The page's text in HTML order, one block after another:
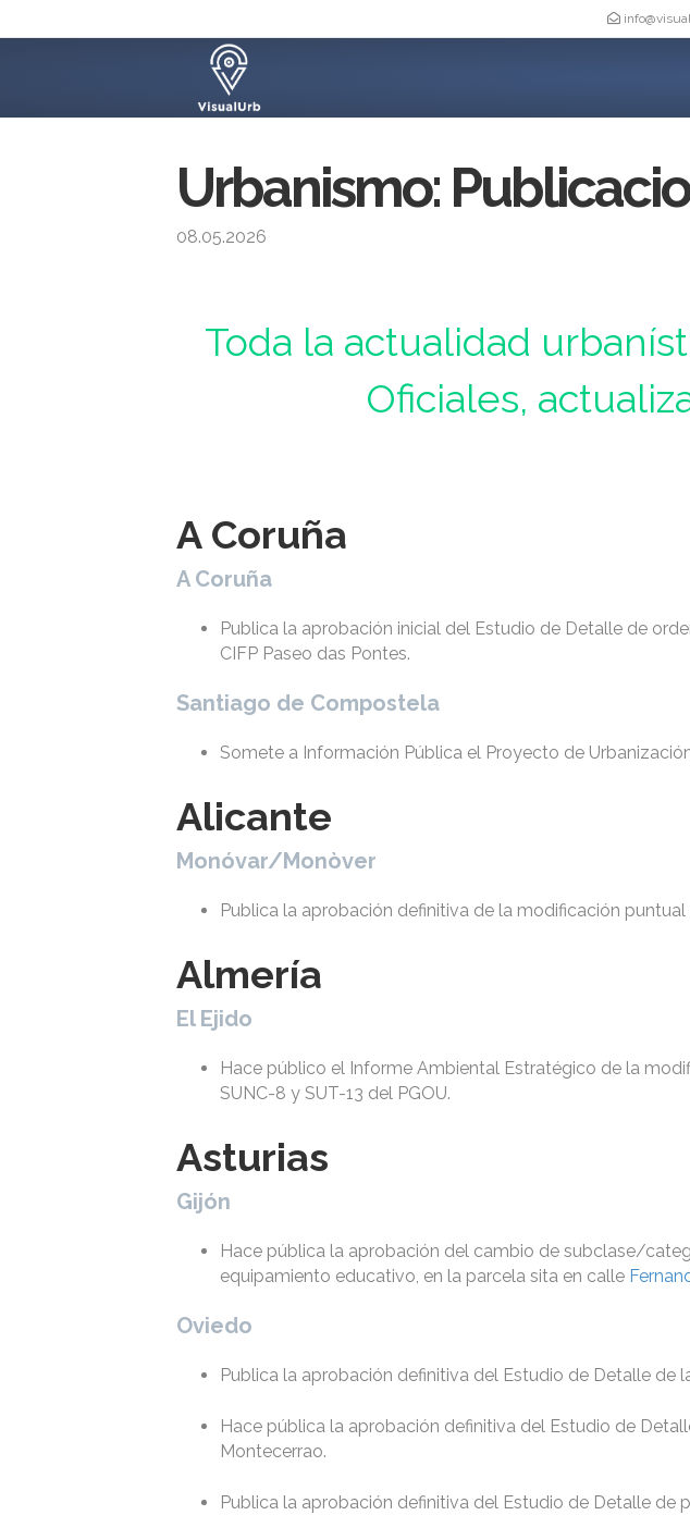
Urbanismo:
08.05.2026
Toda la actualidad
Oficiales,
A Coruña
A Coruña
Publica la aprobación inicial del Estudio de Detalle de
CIFP Paseo das Pontes.
Santiago de Compostela
Somete a Información Pública el Proyecto de
Alicante
Monóvar/Monòver
Publica la aprobación definitiva de la modificación puntual
Almería
El Ejido
Hace público el Informe Ambiental Estratégico de la
SUNC-8 y SUT-13 del PGOU.
Asturias
Gijón
Hace pública la aprobación del cambio de subclase/
equipamiento educativo, en la parcela sita en calle
Oviedo
Publica la aprobación definitiva del Estudio de Detalle de
Hace pública la aprobación definitiva del Estudio de
Montecerrao.
Publica la aprobación definitiva del Estudio de Detalle de